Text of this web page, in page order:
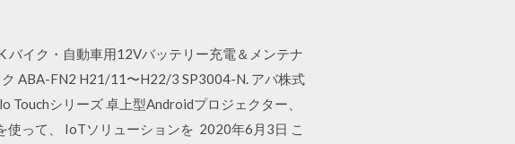
バイク・自動車用12Vバッテリー充電＆メンテナ
ABA-FN2 H21/11〜H22/3 SP3004-N. アバ株式
シリーズ 卓上型Androidプロジェクター、
って、 IoTソリューションを 2020年6月3日 こ